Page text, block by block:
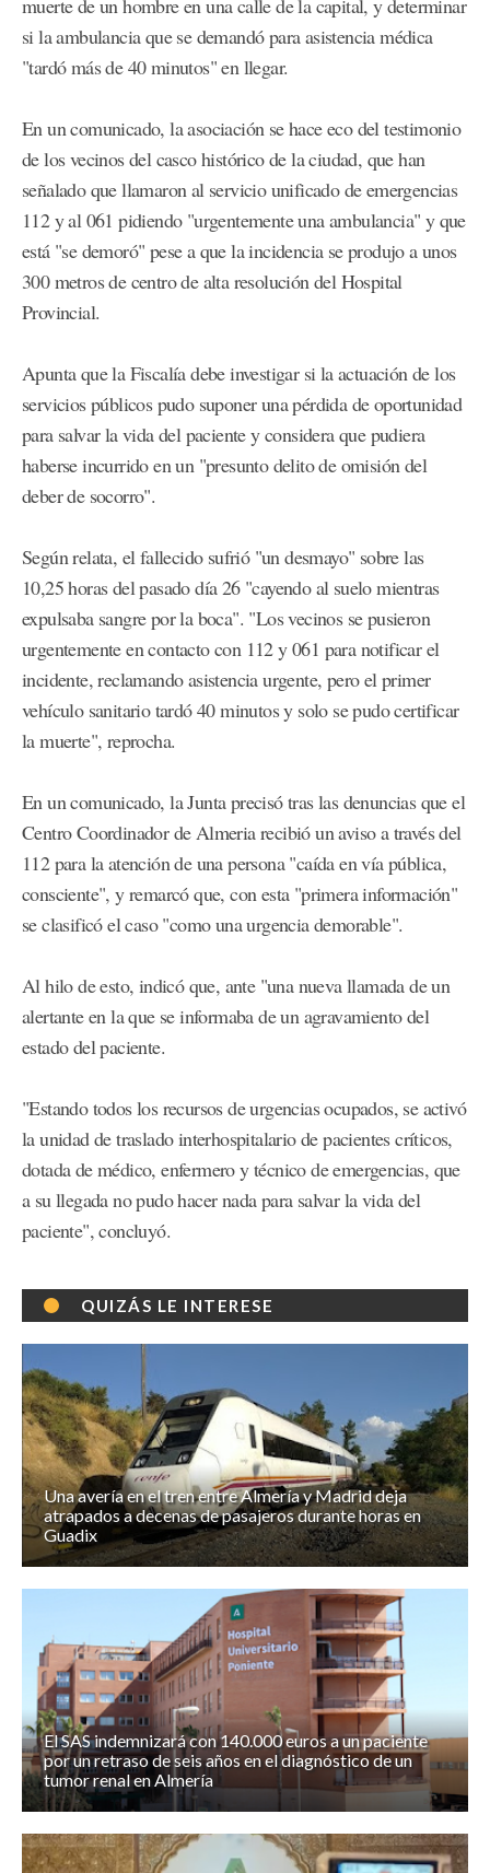
si la ambulancia que se demandó para asistencia médica
"tardó más de 40 minutos" en llegar.
En un comunicado, la asociación se hace eco del testimonio
de los vecinos del casco histórico de la ciudad, que han
señalado que llamaron al servicio unificado de emergencias
112 y al 061 pidiendo "urgentemente una ambulancia" y que
está "se demoró" pese a que la incidencia se produjo a unos
300 metros de centro de alta resolución del Hospital
Provincial.
Apunta que la Fiscalía debe investigar si la actuación de los
servicios públicos pudo suponer una pérdida de oportunidad
para salvar la vida del paciente y considera que pudiera
haberse incurrido en un "presunto delito de omisión del
deber de socorro".
Según relata, el fallecido sufrió "un desmayo" sobre las
10,25 horas del pasado día 26 "cayendo al suelo mientras
expulsaba sangre por la boca". "Los vecinos se pusieron
urgentemente en contacto con 112 y 061 para notificar el
incidente, reclamando asistencia urgente, pero el primer
vehículo sanitario tardó 40 minutos y solo se pudo certificar
la muerte", reprocha.
En un comunicado, la Junta precisó tras las denuncias que el
Centro Coordinador de Almeria recibió un aviso a través del
112 para la atención de una persona "caída en vía pública,
consciente", y remarcó que, con esta "primera información"
se clasificó el caso "como una urgencia demorable".
Al hilo de esto, indicó que, ante "una nueva llamada de un
alertante en la que se informaba de un agravamiento del
estado del paciente.
"Estando todos los recursos de urgencias ocupados, se activó
la unidad de traslado interhospitalario de pacientes críticos,
dotada de médico, enfermero y técnico de emergencias, que
a su llegada no pudo hacer nada para salvar la vida del
paciente", concluyó.
QUIZÁS LE INTERESE
Una avería en el tren entre Almería y Madrid deja
atrapados a decenas de pasajeros durante horas en
Guadix
El SAS indemnizará con 140.000 euros a un paciente
por un retraso de seis años en el diagnóstico de un
tumor renal en Almería